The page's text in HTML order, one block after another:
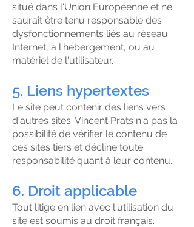
situé dans l'Union Européenne et ne
saurait être tenu responsable des
dysfonctionnements liés au réseau
Internet, à l'hébergement, ou au
matériel de l'utilisateur.
5. Liens hypertextes
Le site peut contenir des liens vers
d'autres sites. Vincent Prats n'a pas la
possibilité de vérifier le contenu de
ces sites tiers et décline toute
responsabilité quant à leur contenu.
6. Droit applicable
Tout litige en lien avec l'utilisation du
site est soumis au droit français.